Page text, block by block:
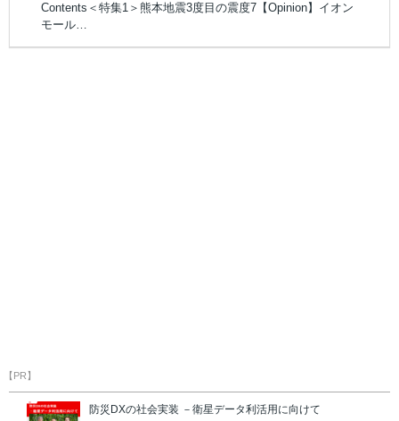
Contents＜特集1＞熊本地震3度目の震度7【Opinion】イオン
モール…
【PR】
防災DXの社会実装 －衛星データ利活用に向けて